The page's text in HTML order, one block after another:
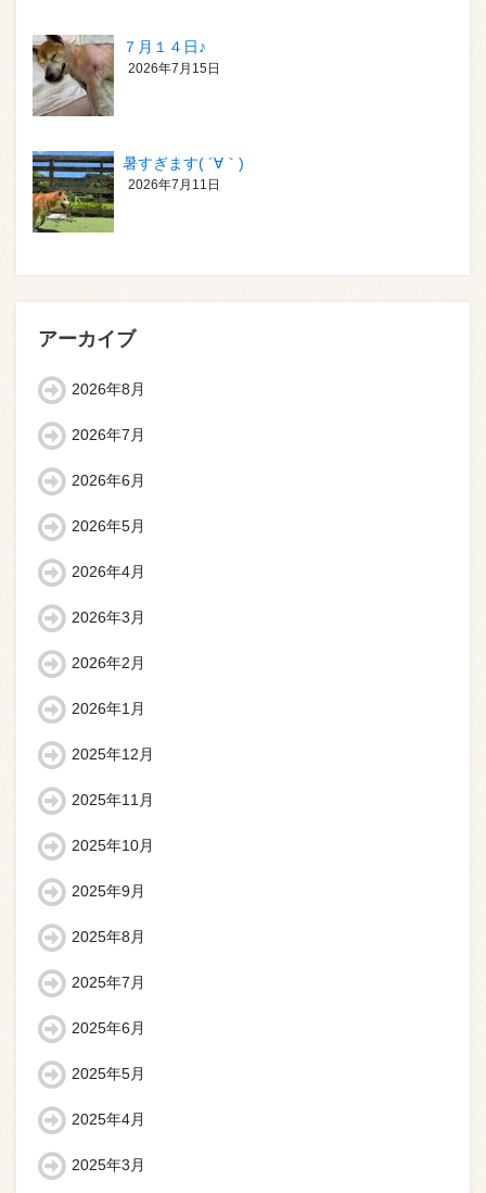
７月１４日♪
2026年7月15日
暑すぎます( ´∀｀)
2026年7月11日
アーカイブ
2026年8月
2026年7月
2026年6月
2026年5月
2026年4月
2026年3月
2026年2月
2026年1月
2025年12月
2025年11月
2025年10月
2025年9月
2025年8月
2025年7月
2025年6月
2025年5月
2025年4月
2025年3月